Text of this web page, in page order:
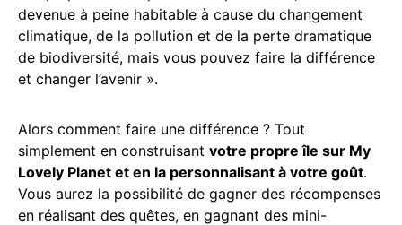
devenue à peine habitable à cause du changement
climatique, de la pollution et de la perte dramatique
de biodiversité, mais vous pouvez faire la différence
et changer l’avenir ».
Alors comment faire une différence ? Tout
simplement en construisant votre propre île sur My
Lovely Planet et en la personnalisant à votre goût.
Vous aurez la possibilité de gagner des récompenses
en réalisant des quêtes, en gagnant des mini-